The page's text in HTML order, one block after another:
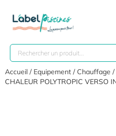
Accueil / Equipement / Chauffage /
CHALEUR POLYTROPIC VERSO